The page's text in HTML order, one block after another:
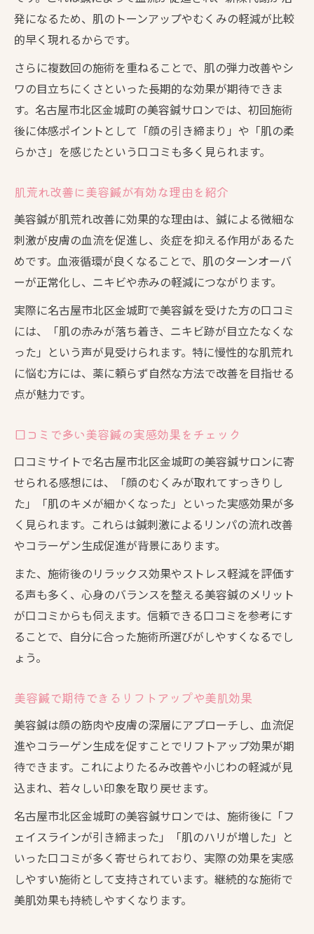
発になるため、肌のトーンアップやむくみの軽減が比較
的早く現れるからです。
さらに複数回の施術を重ねることで、肌の弾力改善やシ
ワの目立ちにくさといった長期的な効果が期待できま
す。名古屋市北区金城町の美容鍼サロンでは、初回施術
後に体感ポイントとして「顔の引き締まり」や「肌の柔
らかさ」を感じたという口コミも多く見られます。
肌荒れ改善に美容鍼が有効な理由を紹介
美容鍼が肌荒れ改善に効果的な理由は、鍼による微細な
刺激が皮膚の血流を促進し、炎症を抑える作用があるた
めです。血液循環が良くなることで、肌のターンオーバ
ーが正常化し、ニキビや赤みの軽減につながります。
実際に名古屋市北区金城町で美容鍼を受けた方の口コミ
には、「肌の赤みが落ち着き、ニキビ跡が目立たなくな
った」という声が見受けられます。特に慢性的な肌荒れ
に悩む方には、薬に頼らず自然な方法で改善を目指せる
点が魅力です。
口コミで多い美容鍼の実感効果をチェック
口コミサイトで名古屋市北区金城町の美容鍼サロンに寄
せられる感想には、「顔のむくみが取れてすっきりし
た」「肌のキメが細かくなった」といった実感効果が多
く見られます。これらは鍼刺激によるリンパの流れ改善
やコラーゲン生成促進が背景にあります。
また、施術後のリラックス効果やストレス軽減を評価す
る声も多く、心身のバランスを整える美容鍼のメリット
が口コミからも伺えます。信頼できる口コミを参考にす
ることで、自分に合った施術所選びがしやすくなるでし
ょう。
美容鍼で期待できるリフトアップや美肌効果
美容鍼は顔の筋肉や皮膚の深層にアプローチし、血流促
進やコラーゲン生成を促すことでリフトアップ効果が期
待できます。これによりたるみ改善や小じわの軽減が見
込まれ、若々しい印象を取り戻せます。
名古屋市北区金城町の美容鍼サロンでは、施術後に「フ
ェイスラインが引き締まった」「肌のハリが増した」と
いった口コミが多く寄せられており、実際の効果を実感
しやすい施術として支持されています。継続的な施術で
美肌効果も持続しやすくなります。